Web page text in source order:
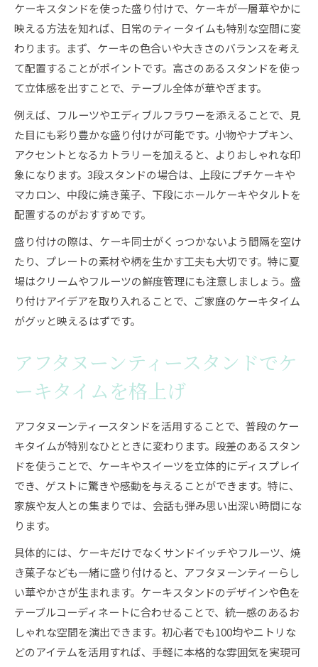
使いやすいケーキスタンドの選定ポイント
ケーキと相性の良いスタンド素材徹底比較
ケーキ好きが注目する2025年最新スタンド情報
2025年注目のケーキスタンド最新デザイン特
ケーキ好き必見のトレンドスタンドを徹底解説
ケーキスタンドおすすめ人気アイテムの傾向
新しいケーキスタンドの使い方と活用術
ケーキをより美しく魅せる最新アイデア集
ケーキスタンドを使った盛り付けで、ケーキが一層華やかに
映える方法を知れば、日常のティータイムも特別な空間に変
わります。まず、ケーキの色合いや大きさのバランスを考え
て配置することがポイントです。高さのあるスタンドを使っ
て立体感を出すことで、テーブル全体が華やぎます。
例えば、フルーツやエディブルフラワーを添えることで、見
た目にも彩り豊かな盛り付けが可能です。小物やナプキン、
アクセントとなるカトラリーを加えると、よりおしゃれな印
象になります。3段スタンドの場合は、上段にプチケーキや
マカロン、中段に焼き菓子、下段にホールケーキやタルトを
配置するのがおすすめです。
盛り付けの際は、ケーキ同士がくっつかないよう間隔を空け
たり、プレートの素材や柄を生かす工夫も大切です。特に夏
場はクリームやフルーツの鮮度管理にも注意しましょう。盛
り付けアイデアを取り入れることで、ご家庭のケーキタイム
がグッと映えるはずです。
アフタヌーンティースタンドでケ
ーキタイムを格上げ
アフタヌーンティースタンドを活用することで、普段のケー
キタイムが特別なひとときに変わります。段差のあるスタン
ドを使うことで、ケーキやスイーツを立体的にディスプレイ
でき、ゲストに驚きや感動を与えることができます。特に、
家族や友人との集まりでは、会話も弾み思い出深い時間にな
ります。
具体的には、ケーキだけでなくサンドイッチやフルーツ、焼
き菓子なども一緒に盛り付けると、アフタヌーンティーらし
い華やかさが生まれます。ケーキスタンドのデザインや色を
テーブルコーディネートに合わせることで、統一感のあるお
しゃれな空間を演出できます。初心者でも100均やニトリな
どのアイテムを活用すれば、手軽に本格的な雰囲気を実現可